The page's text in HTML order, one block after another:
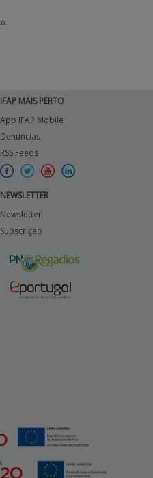
IFAP MAIS PERTO
App IFAP Mobile
Denúncias
RSS Feeds
NEWSLETTER
Newsletter
Subscrição